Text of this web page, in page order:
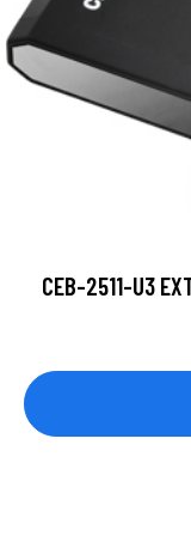
CEB-2511-U3